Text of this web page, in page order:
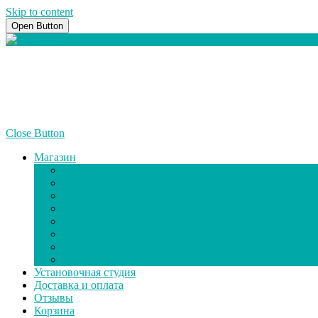
Skip to content
Open Button
Close Button
Магазин
Установочная студия
Доставка и оплата
Отзывы
Корзина